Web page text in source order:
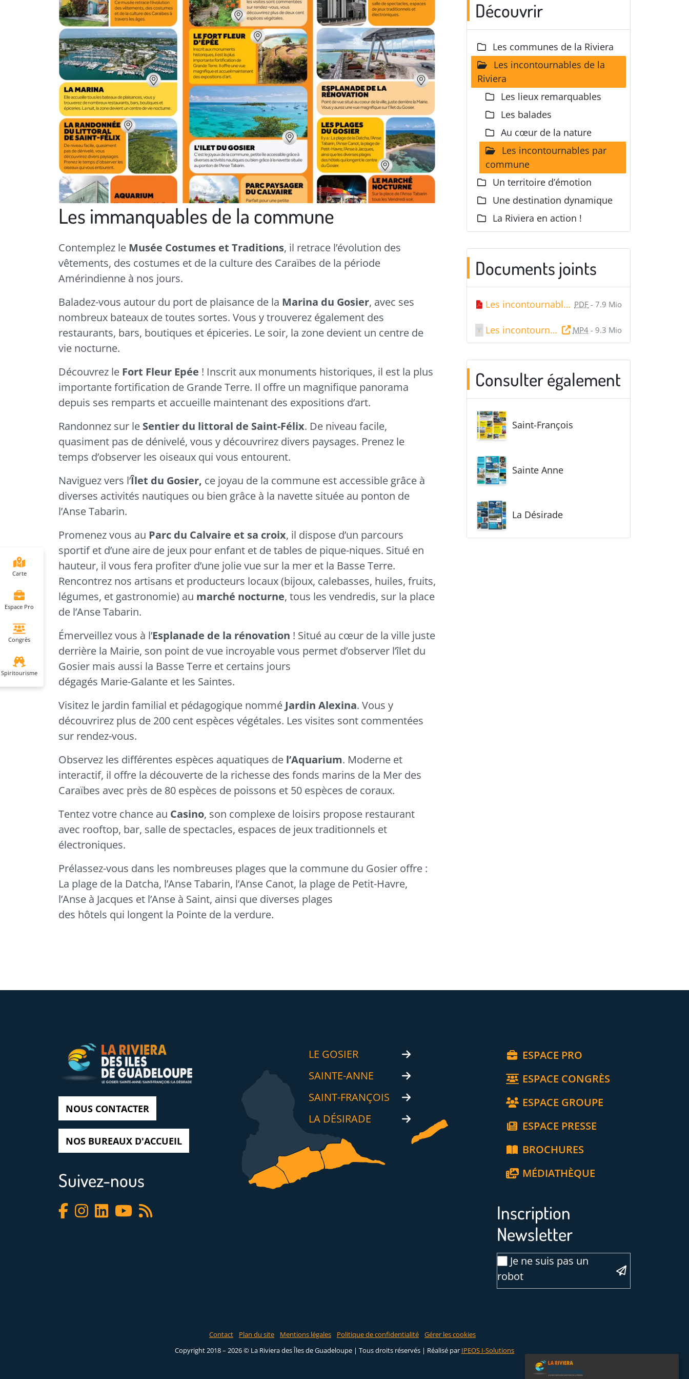
Carte
Espace Pro
Congrès
Spiritourisme
Les immanquables de la commune
Contemplez le Musée Costumes et Traditions, il retrace l’évolution des
vêtements, des costumes et de la culture des Caraïbes de la période
Amérindienne à nos jours.
Baladez-vous autour du port de plaisance de la Marina du Gosier, avec ses
nombreux bateaux de toutes sortes. Vous y trouverez également des
restaurants, bars, boutiques et épiceries. Le soir, la zone devient un centre de
vie nocturne.
Découvrez le Fort Fleur Epée ! Inscrit aux monuments historiques, il est la plus
importante fortification de Grande Terre. Il offre un magnifique panorama
depuis ses remparts et accueille maintenant des expositions d’art.
Randonnez sur le Sentier du littoral de Saint-Félix. De niveau facile,
quasiment pas de dénivelé, vous y découvrirez divers paysages. Prenez le
temps d’observer les oiseaux qui vous entourent.
Naviguez vers l’Îlet du Gosier, ce joyau de la commune est accessible grâce à
diverses activités nautiques ou bien grâce à la navette située au ponton de
l’Anse Tabarin.
Promenez vous au Parc du Calvaire et sa croix, il dispose d’un parcours
sportif et d’une aire de jeux pour enfant et de tables de pique-niques. Situé en
hauteur, il vous fera profiter d’une jolie vue sur la mer et la Basse Terre.
Rencontrez nos artisans et producteurs locaux (bijoux, calebasses, huiles, fruits,
légumes, et gastronomie) au marché nocturne, tous les vendredis, sur la place
de l’Anse Tabarin.
Émerveillez vous à l’Esplanade de la rénovation ! Situé au cœur de la ville juste
derrière la Mairie, son point de vue incroyable vous permet d’observer l’îlet du
Gosier mais aussi la Basse Terre et certains jours
dégagés Marie-Galante et les Saintes.
Visitez le jardin familial et pédagogique nommé Jardin Alexina. Vous y
découvrirez plus de 200 cent espèces végétales. Les visites sont commentées
sur rendez-vous.
Observez les différentes espèces aquatiques de l’Aquarium. Moderne et
interactif, il offre la découverte de la richesse des fonds marins de la Mer des
Caraïbes avec près de 80 espèces de poissons et 50 espèces de coraux.
Tentez votre chance au Casino, son complexe de loisirs propose restaurant
avec rooftop, bar, salle de spectacles, espaces de jeux traditionnels et
électroniques.
Prélassez-vous dans les nombreuses plages que la commune du Gosier offre :
La plage de la Datcha, l’Anse Tabarin, l’Anse Canot, la plage de Petit-Havre,
l’Anse à Jacques et l’Anse à Saint, ainsi que diverses plages
des hôtels qui longent la Pointe de la verdure.
Découvrir
Les communes de la Riviera
Les incontournables de la
Riviera
Les lieux remarquables
Les balades
Au cœur de la nature
Les incontournables par
commune
Un territoire d’émotion
Une destination dynamique
La Riviera en action !
Documents joints
Les incontournables du Gosier
PDF - 7.9 Mio
Les incontournables du Gosier
Ouvre une nouvelle fenêtre
MP4 - 9.3 Mio
Consulter également
Saint-François
Sainte Anne
La Désirade
NOUS CONTACTER
NOS BUREAUX D'ACCUEIL
Suivez-nous
LE GOSIER
SAINTE-ANNE
SAINT-FRANÇOIS
LA DÉSIRADE
ESPACE PRO
ESPACE CONGRÈS
ESPACE GROUPE
ESPACE PRESSE
BROCHURES
MÉDIATHÈQUE
Inscription
Newsletter
Je ne suis pas un
robot
Contact Plan du site Mentions légales Politique de confidentialité
Gérer les cookies
Copyright 2018 – 2026 © La Riviera des Îles de Guadeloupe | Tous droits réservés | Réalisé par IPEOS I-Solutions